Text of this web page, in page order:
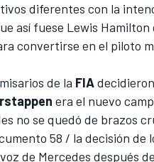
diferentes con la
así fuese Lewis Hamilton
convertirse en el piloto
de la FIA
era el nuevo
no se quedó de brazos
58 / la decisión de
de Mercedes después